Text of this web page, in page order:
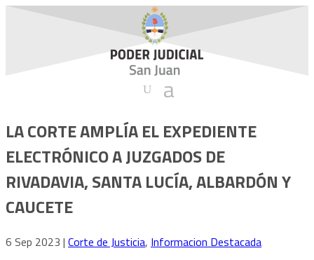
LA CORTE AMPLÍA EL EXPEDIENTE
ELECTRÓNICO A JUZGADOS DE
RIVADAVIA, SANTA LUCÍA, ALBARDÓN Y
CAUCETE
6 Sep 2023 | Corte de Justicia, Informacion Destacada